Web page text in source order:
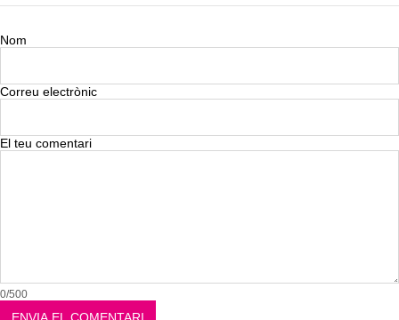
Nom
Correu electrònic
El teu comentari
0/500